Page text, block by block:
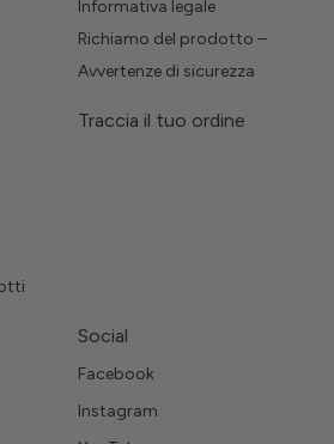
Informativa legale
Richiamo del prodotto –
Avvertenze di sicurezza
Traccia il tuo ordine
Social
Facebook
Instagram